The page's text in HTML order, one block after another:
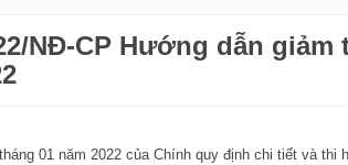
NĐ-CP Hướng dẫn giảm
01 năm 2022 của Chính quy định chi tiết và thi